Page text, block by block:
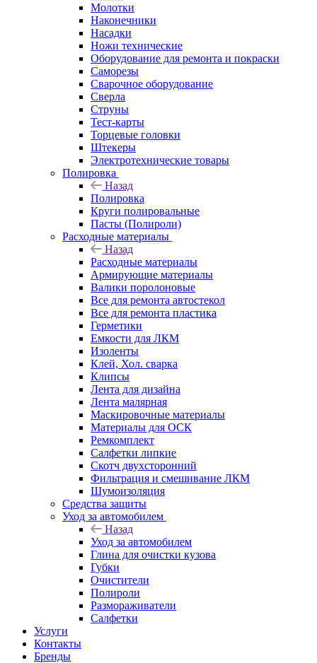
Молотки
Наконечники
Насадки
Ножи технические
Оборудование для ремонта и покраски
Саморезы
Сварочное оборудование
Сверла
Струны
Тест-карты
Торцевые головки
Штекеры
Электротехнические товары
Полировка
Назад
Полировка
Круги полировальные
Пасты (Полироли)
Расходные материалы
Назад
Расходные материалы
Армирующие материалы
Валики поролоновые
Все для ремонта автостекол
Все для ремонта пластика
Герметики
Емкости для ЛКМ
Изоленты
Клей, Хол. сварка
Клипсы
Лента для дизайна
Лента малярная
Маскировочные материалы
Материалы для ОСК
Ремкомплект
Салфетки липкие
Скотч двухсторонний
Фильтрация и смешивание ЛКМ
Шумоизоляция
Средства защиты
Уход за автомобилем
Назад
Уход за автомобилем
Глина для очистки кузова
Губки
Очистители
Полироли
Размораживатели
Салфетки
Услуги
Контакты
Бренды